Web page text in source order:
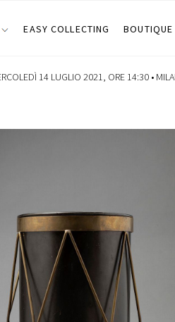
EASY COLLECTING BOUTIQUE
14 LUGLIO 2021, ORE 14:30 •